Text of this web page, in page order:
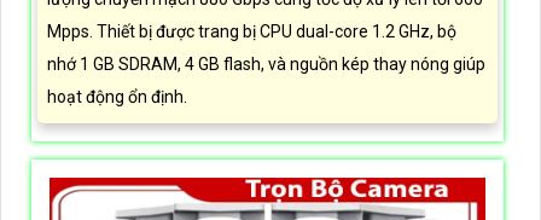
Mpps. Thiết bị được trang bị CPU dual-core 1.2 GHz, bộ
nhớ 1 GB SDRAM, 4 GB flash, và nguồn kép thay nóng giúp
hoạt động ổn định.